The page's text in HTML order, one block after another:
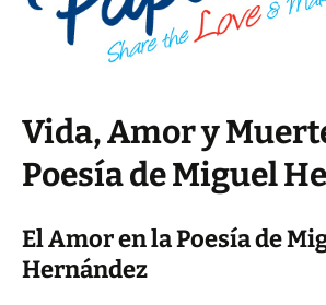
Vida, Amor y
Poesía de Miguel
El Amor en la Poesía de
Hernández